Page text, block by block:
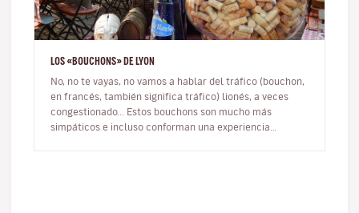
LOS «BOUCHONS» DE LYON
No, no te vayas, no vamos a hablar del tráfico (bouchon,
en francés, también significa tráfico) lionés, a veces
congestionado... Estos bouchons son mucho más
simpáticos e incluso conforman una experiencia